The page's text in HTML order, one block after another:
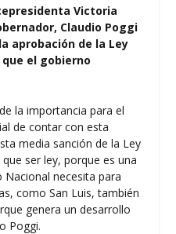
Victoria
Claudio Poggi
aprobación de la Ley
el gobierno
la importancia para el
de contar con esta
media sanción de la Ley
ser ley, porque es una
necesita para
como San Luis, también
genera un desarrollo
Poggi.